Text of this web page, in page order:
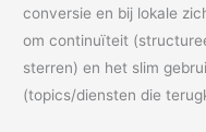
conversie en bij lokale
om continuïteit
sterren) en het slim
(topics/diensten die